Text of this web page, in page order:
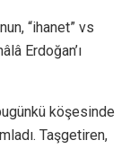
“ihanet” vs
Erdoğan’ı
köşesinde
Taşgetiren,